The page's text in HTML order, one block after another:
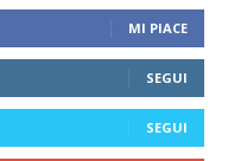
MI PIACE
SEGUI
SEGUI